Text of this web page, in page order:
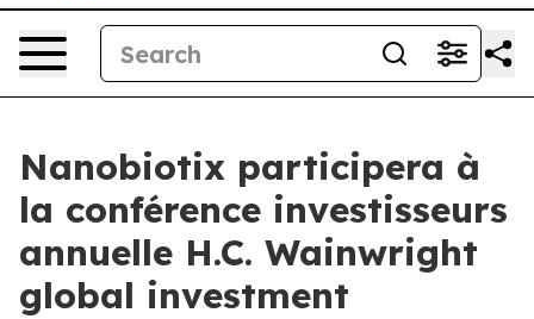
Nanobiotix participera à
la conférence investisseurs
annuelle H.C. Wainwright
global investment